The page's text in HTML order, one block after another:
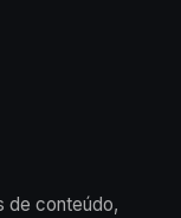
de conteúdo,